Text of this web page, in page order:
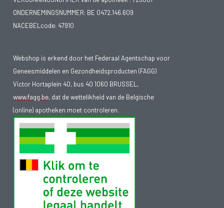
ONDERNEMINGSNUMMER: BE 0472.146.609
NACEBELcode: 47910
Webshop is erkend door het Federaal Agentschap voor
Geneesmiddelen en Gezondheidsproducten (FAGG)
Victor Hortaplein 40, bus 40 1060 BRUSSEL,
www.fagg.be, dat de wettelikheid van de Belgische
(online) apotheken moet controleren.